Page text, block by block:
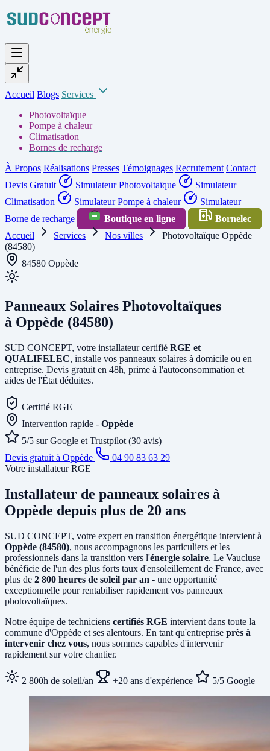
Accueil Blogs Services
Photovoltaïque
Pompe à chaleur
Climatisation
Bornes de recharge
À Propos Réalisations Presses Témoignages Recrutement Contact
Devis Gratuit
Simulateur Photovoltaïque
Simulateur
Climatisation
Simulateur Pompe à chaleur
Simulateur
Borne de recharge
Boutique en ligne
Bornelec
Accueil
Services Nos villes
Photovoltaïque Oppède
(84580)
84580 Oppède
Panneaux Solaires Photovoltaïques
à Oppède (84580)
SUD CONCEPT, votre installateur certifié RGE et
QUALIFELEC, installe vos panneaux solaires à domicile ou en
entreprise. Devis gratuit en 48h, prime à l'autoconsommation et
aides de l'État déduites.
Certifié RGE
Intervention rapide - Oppède
5/5 sur Google et Trustpilot (30 avis)
Devis gratuit à Oppède
04 90 83 63 29
Votre installateur RGE
Installateur de panneaux solaires à
Oppède depuis plus de 20 ans
SUD CONCEPT, votre expert en transition énergétique intervient à
Oppède (84580), nous accompagnons les particuliers et les
professionnels dans la transition vers l'énergie solaire. Le Vaucluse
bénéficie de l'un des plus forts taux d'ensoleillement de France, avec
plus de 2 800 heures de soleil par an - une opportunité
exceptionnelle pour rentabiliser rapidement vos panneaux
photovoltaïques.
Notre équipe de techniciens certifiés RGE intervient dans toute la
commune d'Oppède et ses alentours. En tant qu'entreprise près à
intervenir chez vous, nous sommes capables d'intervenir
rapidement sur votre chantier.
2 800h de soleil/an +20 ans d'expérience 5/5 Google